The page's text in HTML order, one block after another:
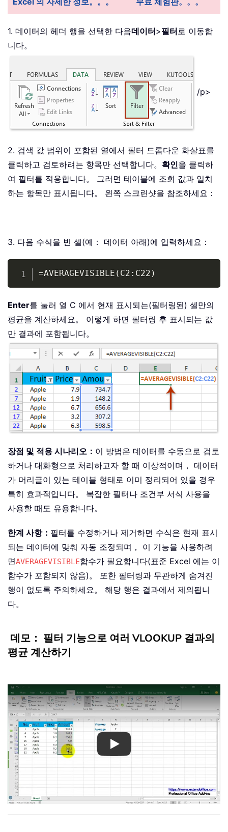
1. 데이터의 헤더 행을 선택한 다음데이터>필터로 이동합
니다。
/p>
2. 검색 값 범위이 포함된 열에서 필터 드롭다운 화살표를
클릭하고 검토하려는 항목만 선택합니다。 확인을 클릭하
여 필터를 적용합니다。 그러면 테이블에 조회 값과 일치
하는 항목만 표시됩니다。 왼쪽 스크린샷을 참조하세요：
3. 다음 수식을 빈 셀(예： 데이터 아래)에 입력하세요：
=AVERAGEVISIBLE(C2:C22)
Enter를 눌러 열 C 에서 현재 표시되는(필터링된) 셀만의
평균을 계산하세요。 이렇게 하면 필터링 후 표시되는 값
만 결과에 포함됩니다。
장점 및 적용 시나리오： 이 방법은 데이터를 수동으로 검토
하거나 대화형으로 처리하고자 할 때 이상적이며， 데이터
가 머리글이 있는 테이블 형태로 이미 정리되어 있을 경우
특히 효과적입니다。 복잡한 필터나 조건부 서식 사용을
사용할 때도 유용합니다。
한계 사항： 필터를 수정하거나 제거하면 수식은 현재 표시
되는 데이터에 맞춰 자동 조정되며， 이 기능을 사용하려
면AVERAGEVISIBLE함수가 필요합니다(표준 Excel 에는 이
함수가 포함되지 않음)。 또한 필터링과 무관하게 숨겨진
행이 없도록 주의하세요。 해당 행은 결과에서 제외됩니
다。
데모： 필터 기능으로 여러 VLOOKUP 결과의
평균 계산하기
Play